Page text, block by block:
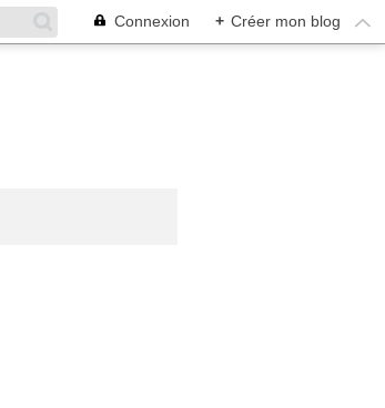
Connexion + Créer mon blog